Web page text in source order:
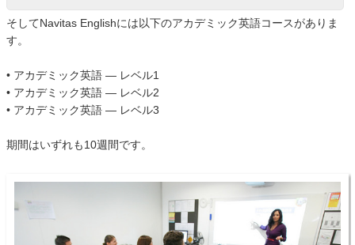
そしてNavitas Englishには以下のアカデミック英語コースがありま
す。
• アカデミック英語 — レベル1
• アカデミック英語 — レベル2
• アカデミック英語 — レベル3
期間はいずれも10週間です。